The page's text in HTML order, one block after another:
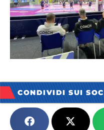
CONDIVIDI SUI